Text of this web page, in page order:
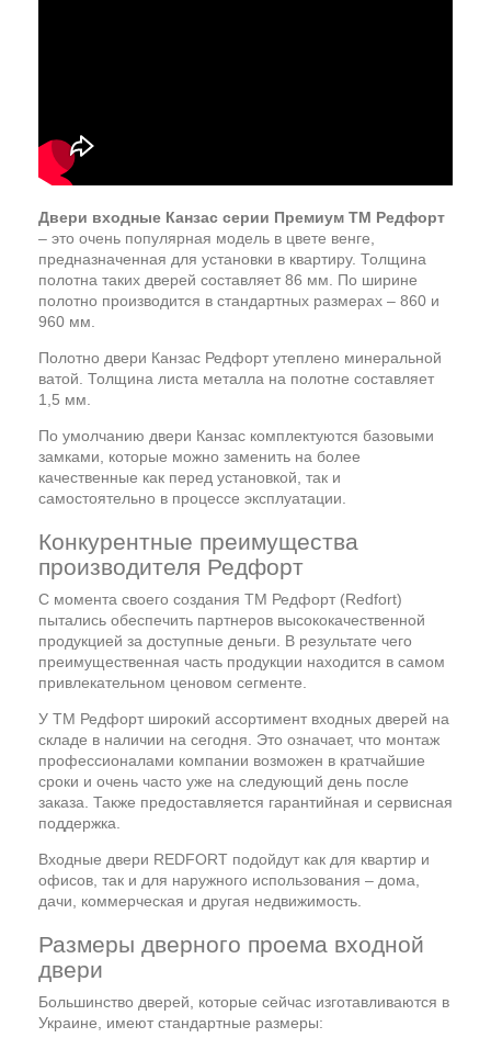
Двери входные Канзас серии Премиум ТМ Редфорт
– это очень популярная модель в цвете венге,
предназначенная для установки в квартиру. Толщина
полотна таких дверей составляет 86 мм. По ширине
полотно производится в стандартных размерах – 860 и
960 мм.
Полотно двери Канзас Редфорт утеплено минеральной
ватой. Толщина листа металла на полотне составляет
1,5 мм.
По умолчанию двери Канзас комплектуются базовыми
замками, которые можно заменить на более
качественные как перед установкой, так и
самостоятельно в процессе эксплуатации.
Конкурентные преимущества
производителя Редфорт
С момента своего создания ТМ Редфорт (Redfort)
пытались обеспечить партнеров высококачественной
продукцией за доступные деньги. В результате чего
преимущественная часть продукции находится в самом
привлекательном ценовом сегменте.
У ТМ Редфорт широкий ассортимент входных дверей на
складе в наличии на сегодня. Это означает, что монтаж
профессионалами компании возможен в кратчайшие
сроки и очень часто уже на следующий день после
заказа. Также предоставляется гарантийная и сервисная
поддержка.
Входные двери REDFORT подойдут как для квартир и
офисов, так и для наружного использования – дома,
дачи, коммерческая и другая недвижимость.
Размеры дверного проема входной
двери
Большинство дверей, которые сейчас изготавливаются в
Украине, имеют стандартные размеры: